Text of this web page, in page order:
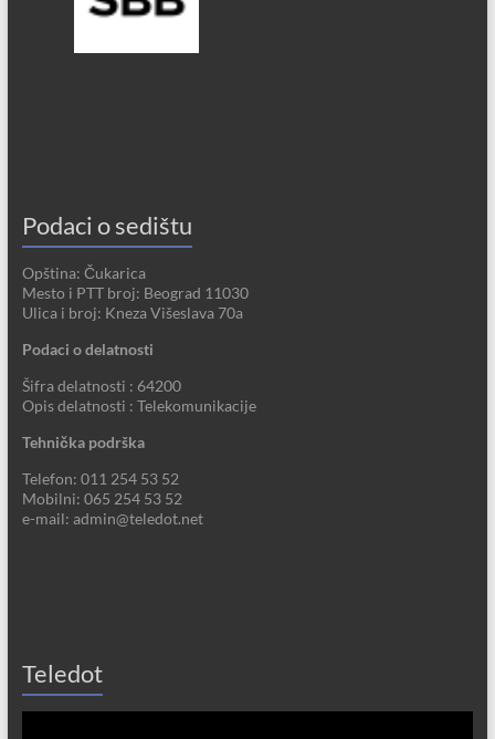
Podaci o sedištu
Opština: Čukarica
Mesto i PTT broj: Beograd 11030
Ulica i broj: Kneza Višeslava 70a
Podaci o delatnosti
Šifra delatnosti : 64200
Opis delatnosti : Telekomunikacije
Tehnička podrška
Telefon: 011 254 53 52
Mobilni: 065 254 53 52
e-mail: admin@teledot.net
Teledot